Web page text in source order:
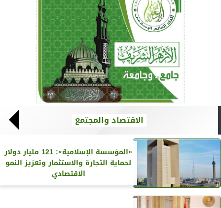
الاقتصاد والمجتمع
«المؤسسة الإسلامية»: 121 مليار دولار
لحماية التجارة والاستثمار وتعزيز النمو
الاقتصادي